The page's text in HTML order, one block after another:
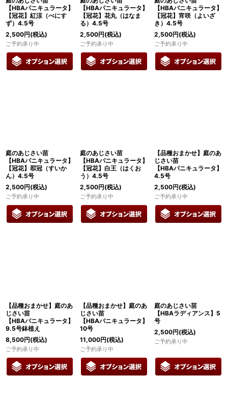
【HBAパニキュラータ】
【冠花】紅涼（べにす
ず）4.5号
2,500円(税込)
ご予約承り中
【HBAパニキュラータ】
【冠花】花丸（はなま
る）4.5号
2,500円(税込)
ご予約承り中
【HBAパニキュラータ】
【冠花】宵咲（よいざ
き）4.5号
2,500円(税込)
ご予約承り中
庭のあじさい苗
【HBAパニキュラータ】
【冠花】翆冠（すいか
ん）4.5号
2,500円(税込)
ご予約承り中
庭のあじさい苗
【HBAパニキュラータ】
【冠花】白王（はくお
う）4.5号
2,500円(税込)
ご予約承り中
【品種おまかせ】庭のあ
じさい苗
【HBAパニキュラータ】
4.5号
2,500円(税込)
ご予約承り中
【品種おまかせ】庭のあ
じさい苗
【HBAパニキュラータ】
9.5号鉢植え
8,500円(税込)
ご予約承り中
【品種おまかせ】庭のあ
じさい苗
【HBAパニキュラータ】
10号
11,000円(税込)
ご予約承り中
庭のあじさい苗
【HBAラディアンス】5
号
2,500円(税込)
ご予約承り中